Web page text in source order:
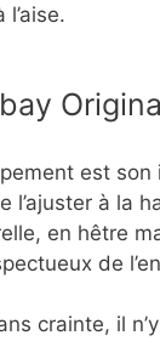
est
à la
en hêtre
de
crainte, il